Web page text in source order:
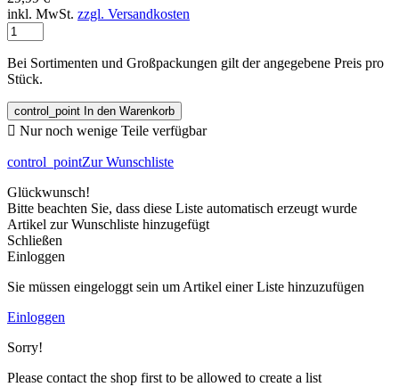
inkl. MwSt. zzgl. Versandkosten
Bei Sortimenten und Großpackungen gilt der angegebene Preis pro
Stück.
control_point In den Warenkorb
 Nur noch wenige Teile verfügbar
control_pointZur Wunschliste
Glückwunsch!
Bitte beachten Sie, dass diese Liste automatisch erzeugt wurde
Artikel zur Wunschliste hinzugefügt
Schließen
Einloggen
Sie müssen eingeloggt sein um Artikel einer Liste hinzuzufügen
Einloggen
Sorry!
Please contact the shop first to be allowed to create a list